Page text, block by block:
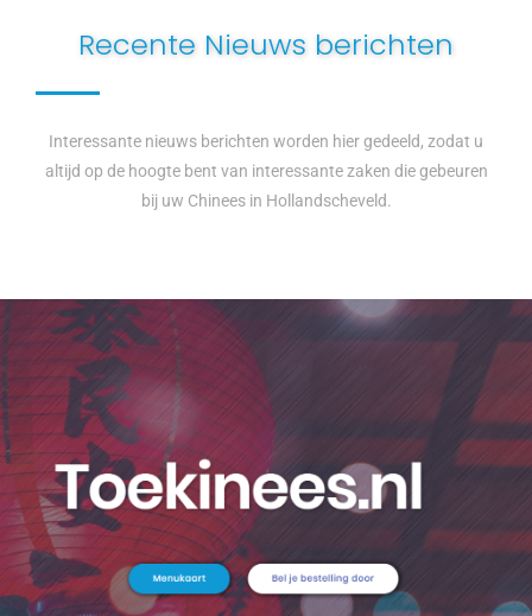
Recente Nieuws berichten
Interessante nieuws berichten worden hier gedeeld, zodat u
altijd op de hoogte bent van interessante zaken die gebeuren
bij uw Chinees in Hollandscheveld.